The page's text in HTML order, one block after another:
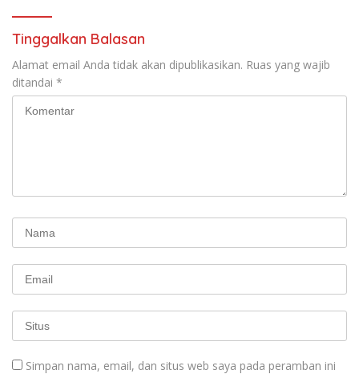
Tinggalkan Balasan
Alamat email Anda tidak akan dipublikasikan. Ruas yang wajib
ditandai *
Simpan nama, email, dan situs web saya pada peramban ini